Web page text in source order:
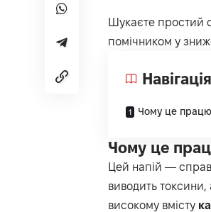
Шукаєте простий
помічником у
Чому це
Чому це
Цей напій —
виводить
високому вмісту